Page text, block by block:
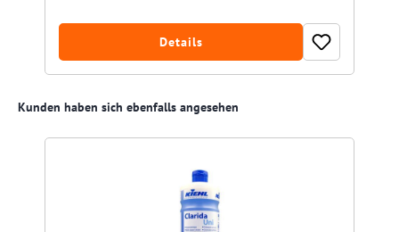
Details
Produktgalerie überspringen
Kunden haben sich ebenfalls angesehen